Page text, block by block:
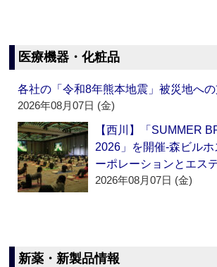
医療機器・化粧品
各社の「令和8年熊本地震」被災地への
2026年08月07日 (金)
【西川】「SUMMER
2026」を開催‐森ビル
ーポレーションとエス
2026年08月07日 (金)
新薬・新製品情報